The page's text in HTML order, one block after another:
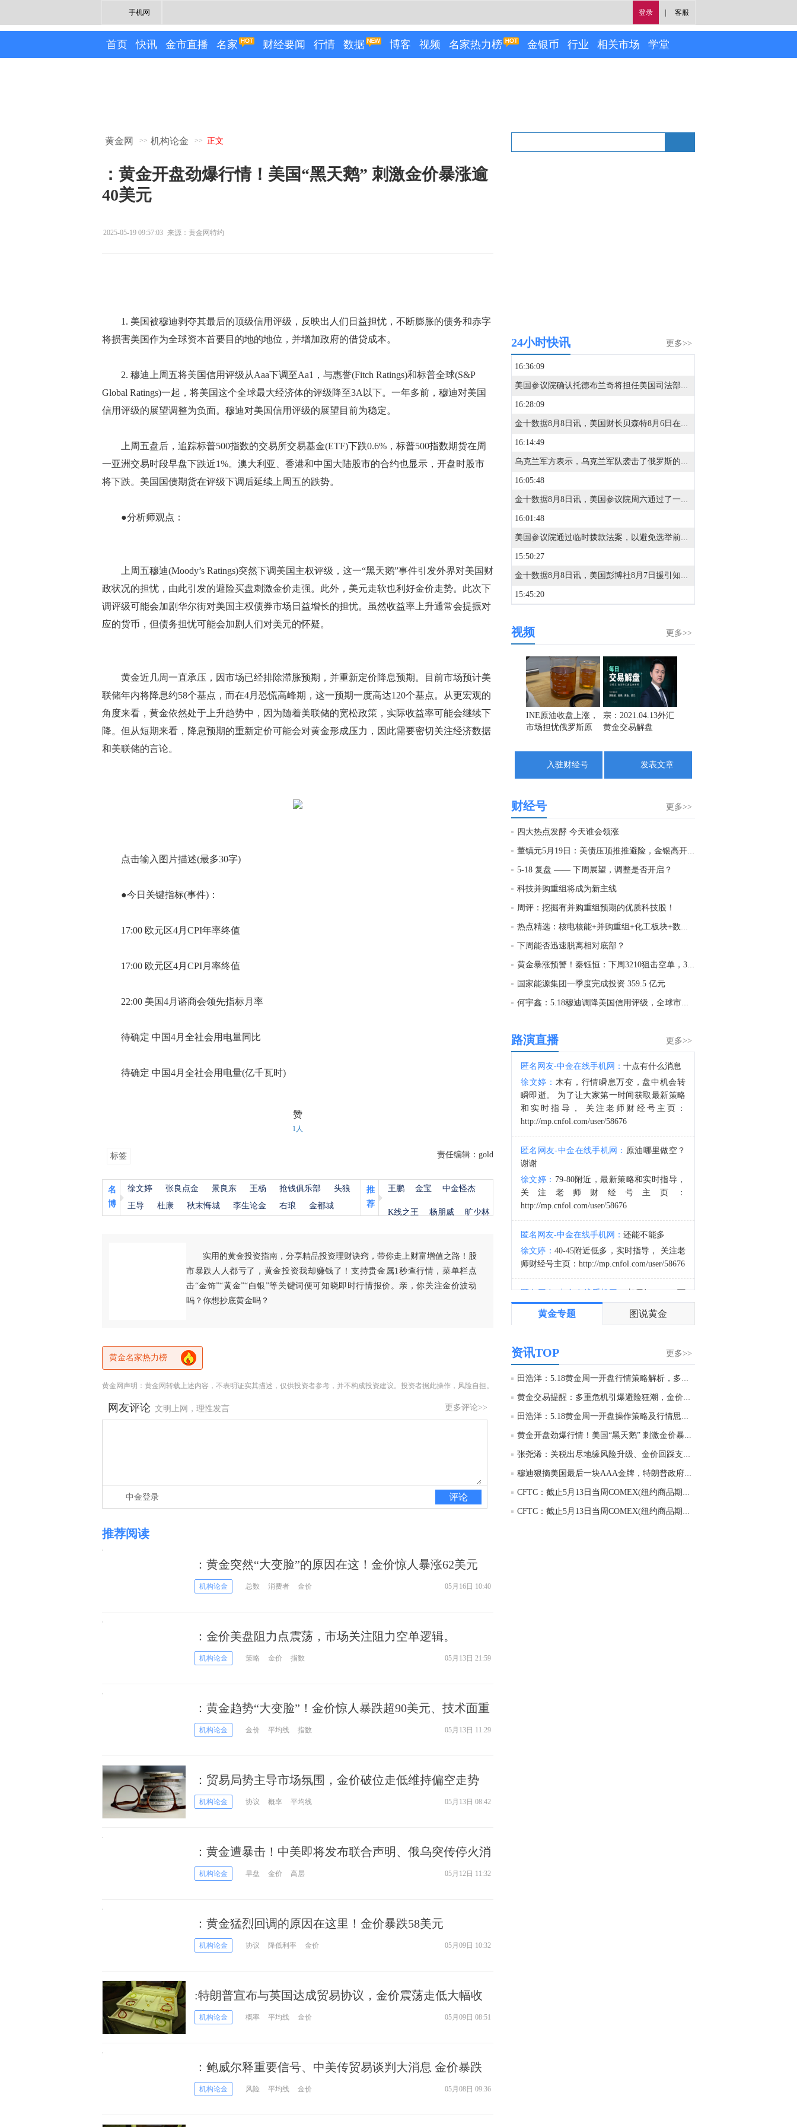
登录 客服
手机网
首页 快讯 金市直播 名家 财经要闻 行情 数据 博客 视频 名家热力榜 金银币 行业 相关市场 学堂
黄金网 >> 机构论金 >> 正文
：黄金开盘劲爆行情！美国“黑天鹅” 刺激金价暴涨逾
40美元
2025-05-19 09:57:03 来源：黄金网特约
1. 美国被穆迪剥夺其最后的顶级信用评级，反映出人们日益担忧，不断膨胀的债务和赤字
将损害美国作为全球资本首要目的地的地位，并增加政府的借贷成本。
2. 穆迪上周五将美国信用评级从Aaa下调至Aa1，与惠誉(Fitch Ratings)和标普全球(S&P
Global Ratings)一起，将美国这个全球最大经济体的评级降至3A以下。一年多前，穆迪对美国
信用评级的展望调整为负面。穆迪对美国信用评级的展望目前为稳定。
上周五盘后，追踪标普500指数的交易所交易基金(ETF)下跌0.6%，标普500指数期货在周
一亚洲交易时段早盘下跌近1%。澳大利亚、香港和中国大陆股市的合约也显示，开盘时股市
将下跌。美国国债期货在评级下调后延续上周五的跌势。
●分析师观点：
上周五穆迪(Moody’s Ratings)突然下调美国主权评级，这一“黑天鹅”事件引发外界对美国财
政状况的担忧，由此引发的避险买盘刺激金价走强。此外，美元走软也利好金价走势。此次下
调评级可能会加剧华尔街对美国主权债券市场日益增长的担忧。虽然收益率上升通常会提振对
应的货币，但债务担忧可能会加剧人们对美元的怀疑。
黄金近几周一直承压，因市场已经排除滞胀预期，并重新定价降息预期。目前市场预计美
联储年内将降息约58个基点，而在4月恐慌高峰期，这一预期一度高达120个基点。从更宏观的
角度来看，黄金依然处于上升趋势中，因为随着美联储的宽松政策，实际收益率可能会继续下
降。但从短期来看，降息预期的重新定价可能会对黄金形成压力，因此需要密切关注经济数据
和美联储的言论。
点击输入图片描述(最多30字)
●今日关键指标(事件)：
17:00 欧元区4月CPI年率终值
17:00 欧元区4月CPI月率终值
22:00 美国4月谘商会领先指标月率
待确定 中国4月全社会用电量同比
待确定 中国4月全社会用电量(亿千瓦时)
赞
1人
标签 责任编辑：gold
名
博
徐文婷 张良点金 景良东 王杨 抢钱俱乐部
头狼
王导
杜康 秋末悔城 李生论金 右琅 金都城
推
荐
王鹏 金宝 中金怪杰
K线之王 杨朋威 旷少林
实用的黄金投资指南，分享精品投资理财诀窍，带你走上财富增值之路！股
市暴跌人人都亏了，黄金投资我却赚钱了！支持贵金属1秒查行情，菜单栏点
击“金饰”“黄金”“白银”等关键词便可知晓即时行情报价。亲，你关注金价波动
吗？你想抄底黄金吗？
黄金名家热力榜
黄金网声明：黄金网转载上述内容，不表明证实其描述，仅供投资者参考，并不构成投资建议。投资者据此操作，风险自担。
更多评论>>
网友评论 文明上网，理性发言
评论
中金登录
推荐阅读
：黄金突然“大变脸”的原因在这！金价惊人暴涨62美元
机构论金 总数 消费者 金价 05月16日 10:40
：金价美盘阻力点震荡，市场关注阻力空单逻辑。
机构论金 策略 金价 指数 05月13日 21:59
：黄金趋势“大变脸”！金价惊人暴跌超90美元、技术面重
大破位
机构论金 金价 平均线 指数 05月13日 11:29
：贸易局势主导市场氛围，金价破位走低维持偏空走势
机构论金 协议 概率 平均线 05月13日 08:42
：黄金遭暴击！中美即将发布联合声明、俄乌突传停火消
息机构论金 早盘 金价 高层 05月12日 11:32
：黄金猛烈回调的原因在这里！金价暴跌58美元
机构论金 协议 降低利率 金价 05月09日 10:32
:特朗普宣布与英国达成贸易协议，金价震荡走低大幅收
跌机构论金 概率 平均线 金价 05月09日 08:51
：鲍威尔释重要信号、中美传贸易谈判大消息 金价暴跌
66美元
机构论金 风险 平均线 金价 05月08日 09:36
更多>>
24小时快讯
16:36:09
美国参议院确认托德布兰奇将担任美国司法部长。
16:28:09
金十数据8月8日讯，美国财长贝森特8月6日在接受美国全国广播公司采访时表示，霍尔木兹海峡永远不会恢复到原来的样子，但他强调，这不是伊朗方面所描绘的那种对伊朗有利的局面，而是指霍尔木兹海峡将失去当前能源运输“咽喉要道”的地位。贝森特说，在未来两年内，霍尔木兹海峡将“变得无关紧要”，原本通过海峡运输的能源中将有超过50%或70%改由地下管道输送。（CCTV国际时讯）
16:14:49
乌克兰军方表示，乌克兰军队袭击了俄罗斯的伊尔斯基和西兹兰石油精炼厂，导致火灾发生。
16:05:48
金十数据8月8日讯，美国参议院周六通过了一项临时措施，为联邦机构提供资金至12月11日，此举旨在避免在11月中期选举前数周发生灾难性的联邦政府停摆。另据福克斯新闻报道，本次投票结果为90票赞成、6票反对，参议员达琳·格雷厄姆（共和党-南卡罗来纳州）投了弃权票。这并不一定能完全避免政府停摆，但有助于防止10月1日（政府新财年开始之日）出现停摆。众议院休会归来后仍需就该法案协调一致。
16:01:48
美国参议院通过临时拨款法案，以避免选举前夕出现政府停摆。
15:50:27
金十数据8月8日讯，美国彭博社8月7日援引知情人士的话报道，美国国防部计划在今年年底前对其正在建设的“金穹”天基导弹防御系统进行首次测试。今年4月，美国太空部队宣布与包括太空探索技术公司、洛克希德-马丁公司在内的12家公司签订合同，研发“金穹”系统中可拦截导弹的天基拦截器。报道援引匿名消息人士的话称，如果拦截导弹系统的地面测试在今年年底前顺利完成，政府准备向相关公司支付6000万美元。此外，预计美国太空部队将从2030年起向通过最终测试的团队采购该系统。（CCTV国际时讯）
15:45:20
15:37:57
15:22:08
14:52:39
金十数据8月8日讯，乌克兰基辅市军政管理局8日通报称，当天凌晨基辅市遭俄军袭击，截至当地时间5时45分，袭击已造成4人受伤，基辅市两个地区发生火灾，相关部门正在开展救援工作。此外，乌克兰基辅州军政管理局通报称，当天基辅州遭俄军无人机袭击，截至目前已造成3人死亡，另有3人受伤。目前俄罗斯方面对此暂无回应。（央视新闻）
13:25:03
13:22:30
金十数据8月8日讯，摩根大通指出，第二季度财报季已进入后期阶段，美国和欧洲约80%-85%的企业已经公布业绩。本季度企业盈利表现强劲，美国和欧洲地区均出现EPS超预期情况，且业绩超预期的企业覆盖范围较广。美国和欧洲报告EPS高于市场预期的公司比例均明显上升。尽管企业进入财报季前市场预期已经处于较高水平，但标普500指数成分股的综合EPS仍继续上行。下调盈利展望的企业比例已经降至2021年以来最低水平。从地区来看，美国和欧洲企业盈利同比增速分别达到25%和23%，均高于市场一致预期。收入增长表现同样健康，美国和欧洲分别达到14%和10%的同比增速。从行业层面看，两大地区盈利增长的很大一部分来自能源行业，主要受地缘冲突推动能源价格上涨的提振。金融行业也是美国和欧洲盈利增长的重要推动力，科技行业同样贡献显著。
更多>>
视频
INE原油收盘上涨，
市场担忧俄罗斯原
宗：2021.04.13外汇
黄金交易解盘
再度升温 且看美联
储如何应对
金市黑马：黄金
1725弱势下跌看
1708
查看更多
入驻财经号 发表文章
更多>>
财经号
四大热点发酵 今天谁会领涨
董镇元5月19日：美债压顶推推避险，金银高开延低多
5-18 复盘 —— 下周展望，调整是否开启？
科技并购重组将成为新主线
周评：挖掘有并购重组预期的优质科技股！
热点精选：核电核能+并购重组+化工板块+数字经济
下周能否迅速脱离相对底部？
黄金暴涨预警！秦钰恒：下周3210狙击空单，3000保卫战牛
国家能源集团一季度完成投资 359.5 亿元
何宇鑫：5.18穆迪调降美国信用评级，全球市场或受冲击！
更多>>
路演直播
匿名网友-中金在线手机网： 十点有什么消息
徐文婷： 木有，行情瞬息万变，盘中机会转
瞬即逝。 为了让大家第一时间获取最新策略
和实时指导， 关注老师财经号主页：
http://mp.cnfol.com/user/58676
匿名网友-中金在线手机网： 原油哪里做空？
谢谢
徐文婷： 79-80附近，最新策略和实时指导，
关注老师财经号主页：
http://mp.cnfol.com/user/58676
匿名网友-中金在线手机网： 还能不能多
徐文婷： 40-45附近低多，实时指导， 关注老
师财经号主页：http://mp.cnfol.com/user/58676
匿名网友-中金在线手机网：老师好，4345可
以多吗？
导， 关注老师财经号主页：
http://mp.cnfol.com/user/58676
么位置呢？
徐文婷：冲破75，看85-4400附近，行情瞬息
万变，盘中机会转瞬即逝。 为了让大家第一
经号主页：http://mp.cnfol.com/user/58676
匿名网友-中金在线手机网： 能回撤到30
时指导， 关注老师财经号主页：
黄金专题 图说黄金
更多>>
资讯TOP
田浩洋：5.18黄金周一开盘行情策略解析，多空抉...
黄金交易提醒：多重危机引爆避险狂潮，金价暴力...
田浩洋：5.18黄金周一开盘操作策略及行情思路解...
黄金开盘劲爆行情！美国“黑天鹅” 刺激金价暴...
张尧浠：关税出尽地缘风险升级、金价回踩支撑待...
穆迪狠摘美国最后一块AAA金牌，特朗普政府遭当...
CFTC：截止5月13日当周COMEX(纽约商品期货交易...
CFTC：截止5月13日当周COMEX(纽约商品期货交易...